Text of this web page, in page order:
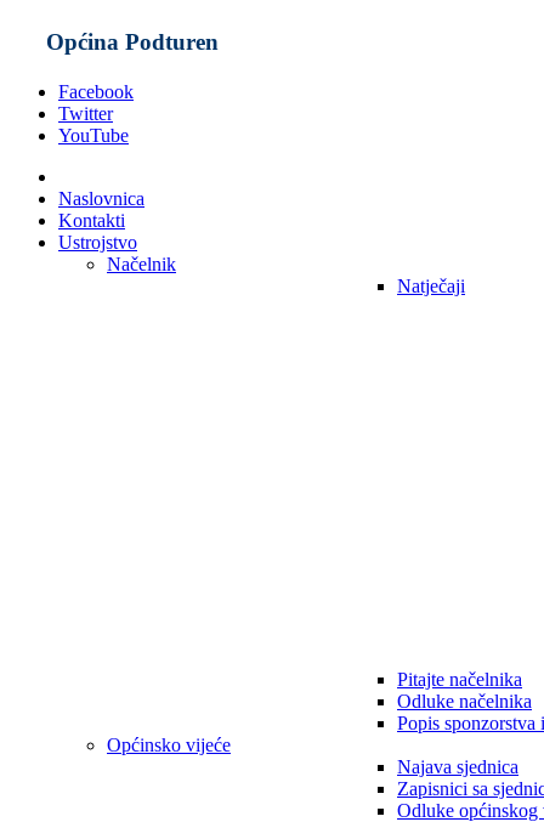
Općina Podturen
Facebook
Twitter
YouTube
Naslovnica
Kontakti
Ustrojstvo
Načelnik
Natječaji
Pitajte načelnika
Odluke načelnika
Popis sponzorstva
Općinsko vijeće
Najava sjednica
Zapisnici sa
Odluke općinskog